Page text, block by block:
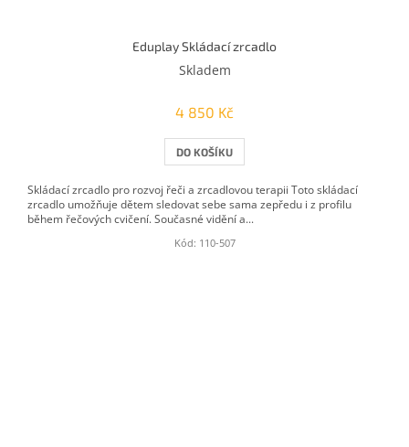
Eduplay Skládací zrcadlo
Skladem
4 850 Kč
DO KOŠÍKU
Skládací zrcadlo pro rozvoj řeči a zrcadlovou terapii Toto skládací
zrcadlo umožňuje dětem sledovat sebe sama zepředu i z profilu
během řečových cvičení. Současné vidění a...
Kód: 110-507